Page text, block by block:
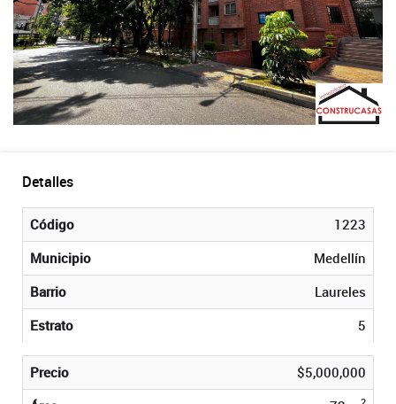
Detalles
Código
1223
Municipio
Medellín
Barrio
Laureles
Estrato
5
Precio
$5,000,000